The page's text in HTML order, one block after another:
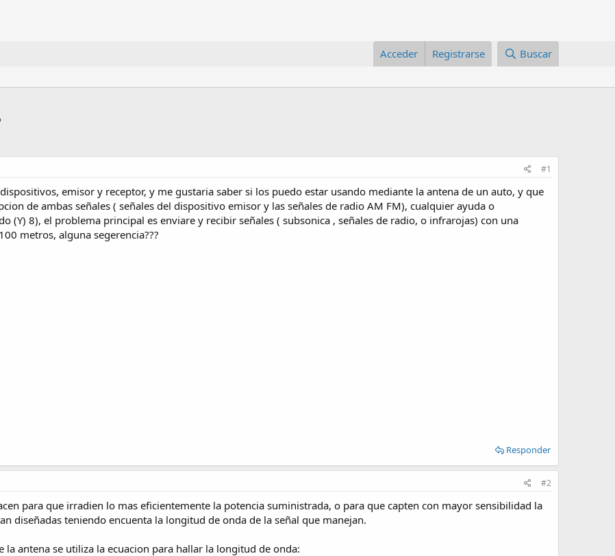
Acceder Registrarse Buscar
#1
emisor y receptor, y me gustaria saber si los puedo estar usando mediante la antena de un auto, y que
de ambas señales ( señales del dispositivo emisor y las señales de radio AM FM), cualquier ayuda o
(Y) 8), el problema principal es enviare y recibir señales ( subsonica , señales de radio, o infrarojas) con una
metros, alguna segerencia???
Responder
#2
para que irradien lo mas eficientemente la potencia suministrada, o para que capten con mayor sensibilidad la
diseñadas teniendo encuenta la longitud de onda de la señal que manejan.
la antena se utiliza la ecuacion para hallar la longitud de onda: